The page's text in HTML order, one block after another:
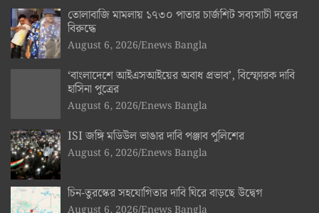
তোলাবাজি মামলায় ১৭৩০ পাতার চার্জশিট সব্যসাচী দত্তের
বিরুদ্ধে
August 6, 2026 Enews Bangla
‘বাংলাদেশে আইএসআইয়ের অবাধ প্রভাব’, বিস্ফোরক দাবি
হাসিনা পুত্রের
August 6, 2026 Enews Bangla
ISI জঙ্গি মডিউল ভাঙার দাবি পঞ্জাব পুলিশের
August 6, 2026 Enews Bangla
চিন-তুরস্কের সহযোগিতার দাবি ঘিরে বাড়ছে উদ্বেগ